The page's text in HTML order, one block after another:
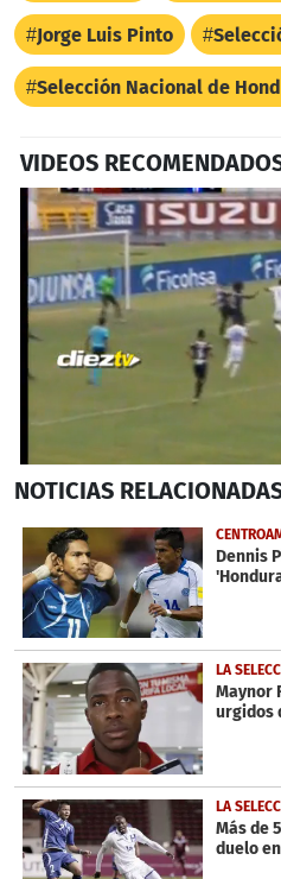
Jorge Luis Pinto
Selección Nacional de
VIDEOS
seconds
31
seconds
NOTICIAS
Dennis
LA
Maynor
urgidos
LA
Más de
duelo